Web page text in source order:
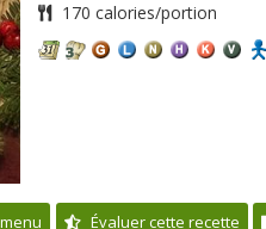
170 calories/portion
Évaluer cette recette